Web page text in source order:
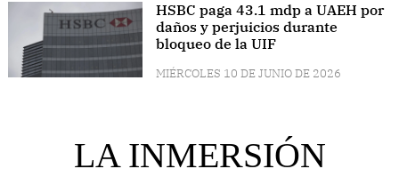
HSBC paga 43.1 mdp a UAEH por
daños y perjuicios durante
bloqueo de la UIF
MIÉRCOLES 10 DE JUNIO DE 2026
LA INMERSIÓN